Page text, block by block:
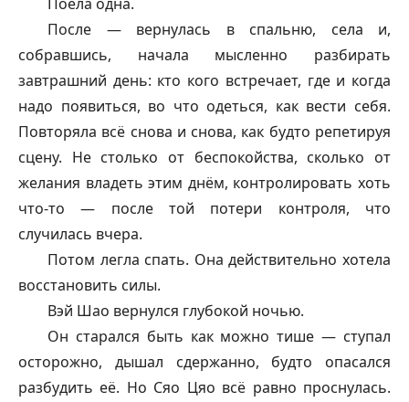
После — вернулась в спальню, села и,
собравшись, начала мысленно разбирать
завтрашний день: кто кого встречает, где и когда
надо появиться, во что одеться, как вести себя.
Повторяла всё снова и снова, как будто репетируя
сцену. Не столько от беспокойства, сколько от
желания владеть этим днём, контролировать хоть
что-то — после той потери контроля, что
случилась вчера.
Потом легла спать. Она действительно хотела
восстановить силы.
Вэй Шао вернулся глубокой ночью.
Он старался быть как можно тише — ступал
осторожно, дышал сдержанно, будто опасался
разбудить её. Но Сяо Цяо всё равно проснулась.